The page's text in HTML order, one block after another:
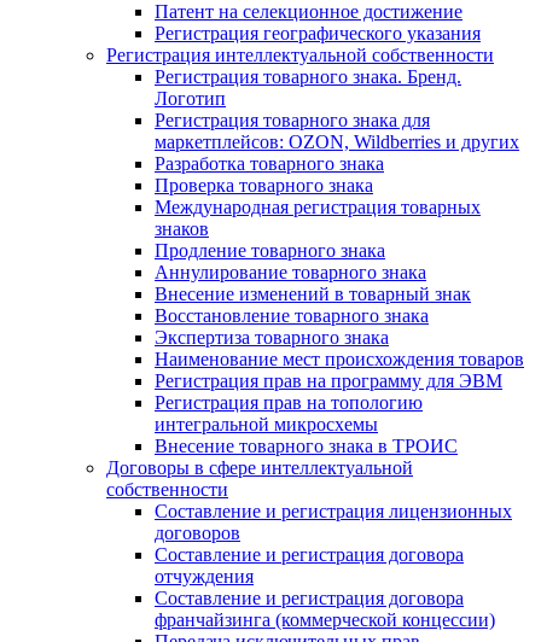
Патент на селекционное достижение
Регистрация географического указания
Регистрация интеллектуальной собственности
Регистрация товарного знака. Бренд.
Логотип
Регистрация товарного знака для
маркетплейсов: OZON, Wildberries и других
Разработка товарного знака
Проверка товарного знака
Международная регистрация товарных
знаков
Продление товарного знака
Аннулирование товарного знака
Внесение изменений в товарный знак
Восстановление товарного знака
Экспертиза товарного знака
Наименование мест происхождения товаров
Регистрация прав на программу для ЭВМ
Регистрация прав на топологию
интегральной микросхемы
Внесение товарного знака в ТРОИС
Договоры в сфере интеллектуальной
собственности
Составление и регистрация лицензионных
договоров
Составление и регистрация договора
отчуждения
Составление и регистрация договора
франчайзинга (коммерческой концессии)